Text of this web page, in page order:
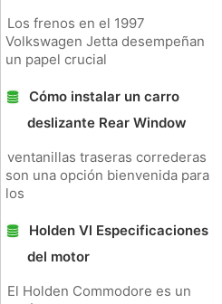
Los frenos en el 1997
Volkswagen Jetta desempeñan
un papel crucial
Cómo instalar un carro
deslizante Rear Window
ventanillas traseras correderas
son una opción bienvenida para
los
Holden Vl Especificaciones
del motor
El Holden Commodore es un